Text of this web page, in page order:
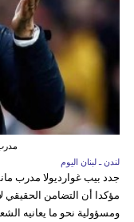
لندن ـ لبنان اليوم
جدد بيب غوارديولا مدرب
مؤكدا أن التضامن الحقيقي
ومسؤولية نحو ما يعانيه